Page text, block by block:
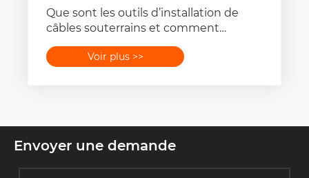
Que sont les outils d’installation de
câbles souterrains et comment
améliorent-ils l’efficacité du projet ?
Voir plus >>
Envoyer une demande